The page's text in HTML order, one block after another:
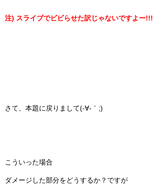
注) スライブでビビらせた訳じゃないですよー!!!
さて、本題に戻りまして(-∀-｀;)
こういった場合
ダメージした部分をどうするか？ですが